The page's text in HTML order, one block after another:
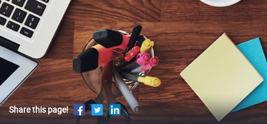
Share this page!